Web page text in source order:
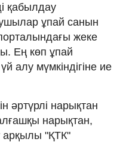
қабылдау
ұпай санын
жеке
Ең көп ұпай
алу мүмкіндігіне ие
әртүрлі нарықтан
нарықтан,
арқылы "ҚТК"